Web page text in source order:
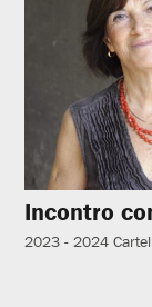
Incontro
2023 - 2024